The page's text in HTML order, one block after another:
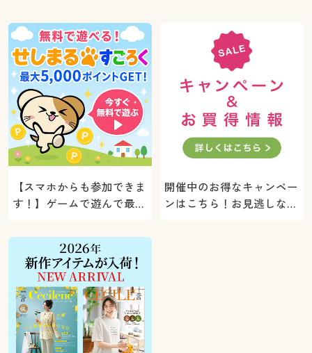
【スマホからも参加できま
す！】ゲームで遊んで最大
ト！
開催中のお得なキャンペー
ンはこちら！お見逃しな